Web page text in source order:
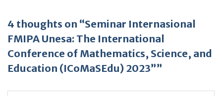
4 thoughts on “Seminar Internasional
FMIPA Unesa: The International
Conference of Mathematics, Science, and
Education (ICoMaSEdu) 2023””